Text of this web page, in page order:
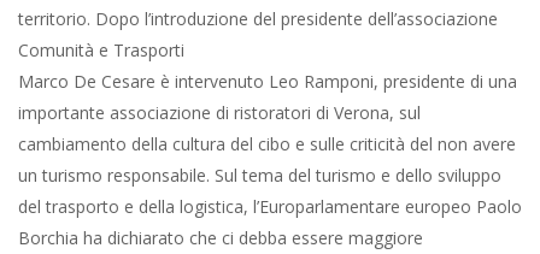
territorio. Dopo l’introduzione del presidente dell’associazione
Comunità e Trasporti
Marco De Cesare è intervenuto Leo Ramponi, presidente di una
importante associazione di ristoratori di Verona, sul
cambiamento della cultura del cibo e sulle criticità del non avere
un turismo responsabile. Sul tema del turismo e dello sviluppo
del trasporto e della logistica, l’Europarlamentare europeo Paolo
Borchia ha dichiarato che ci debba essere maggiore